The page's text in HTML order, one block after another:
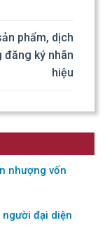
phẩm, dịch
đăng ký nhãn
hiệu
nhượng vốn
đại diện